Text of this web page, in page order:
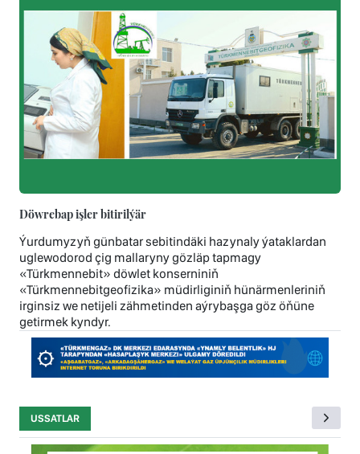
Döwrebap işler bitirilýär
Ýurdumyzyň günbatar sebitindäki hazynaly ýataklardan
uglewodorod çig mallaryny gözläp tapmagy
«Türkmennebit» döwlet konserniniň
«Türkmennebitgeofizika» müdirliginiň hünärmenleriniň
irginsiz we netijeli zähmetinden aýrybaşga göz öňüne
getirmek kyndyr.
USSATLAR